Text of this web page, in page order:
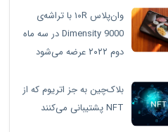
وان‌پلاس ۱۰R با تراشه‌ی
Dimensity 9000 در سه ماه
دوم ۲۰۲۲ عرضه می‌شود
بلاک‌چین به جز اتریوم که از
NFT پشتیبانی می‌کنند